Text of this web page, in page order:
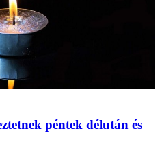
péntek délután és